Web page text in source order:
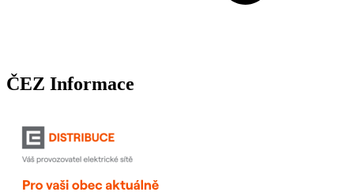
ČEZ Informace